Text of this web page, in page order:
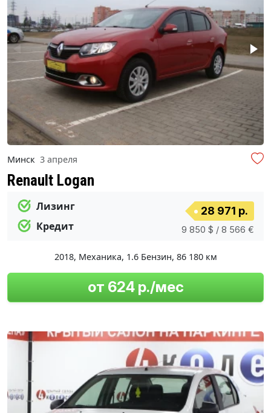
Минск 3 апреля
Renault Logan
Лизинг
Кредит
28 971 р.
9 850 $ / 8 566 €
2018, Механика, 1.6 Бензин, 86 180 км
от 624 р./мес